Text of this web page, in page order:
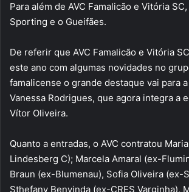
Para além de AVC Famalicão e Vitória
Sporting e o Gueifães.
De referir que AVC Famalicão e Vitória
este ano com algumas novidades no
famalicense o grande destaque vai para
Vanessa Rodrigues, que agora integra a
Vítor Oliveira.
Quanto a entradas, o AVC contratou
Lindesberg C); Marcela Amaral (ex-
Braun (ex-Blumenau), Sofia Oliveira (ex-
Sthefany Benvinda (ex-CRES Varginha),